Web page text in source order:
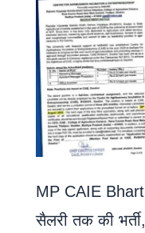
MP CAIE
सैलरी तक की